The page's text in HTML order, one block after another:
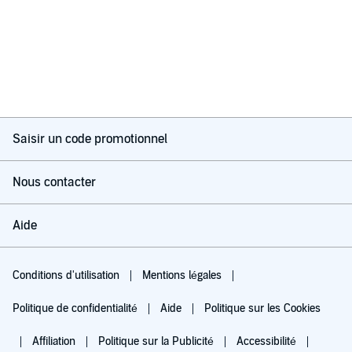
Saisir un code promotionnel
Nous contacter
Aide
Conditions d'utilisation Mentions légales
Politique de confidentialité Aide Politique sur les Cookies
Affiliation Politique sur la Publicité Accessibilité